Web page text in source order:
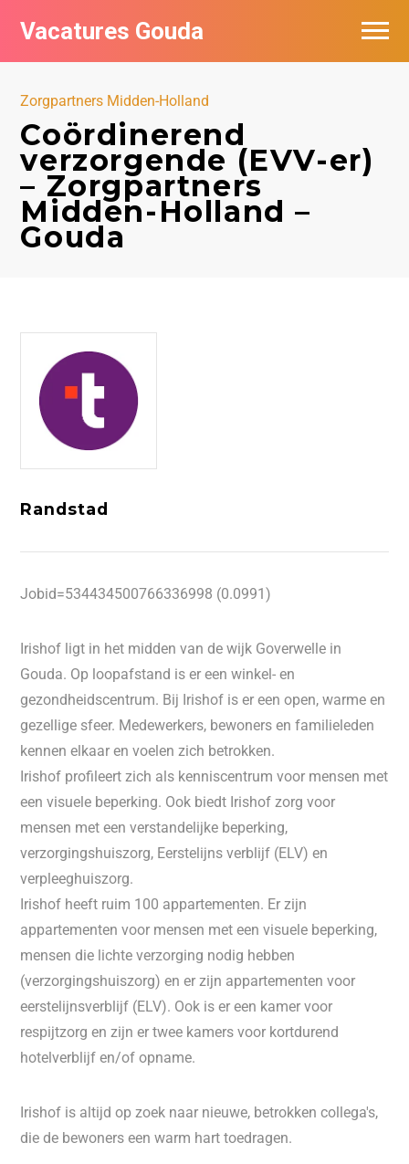
Vacatures Gouda
Zorgpartners Midden-Holland
Coördinerend
verzorgende (EVV-er)
– Zorgpartners
Midden-Holland –
Gouda
Randstad
Jobid=534434500766336998 (0.0991)
Irishof ligt in het midden van de wijk Goverwelle in
Gouda. Op loopafstand is er een winkel- en
gezondheidscentrum. Bij Irishof is er een open, warme en
gezellige sfeer. Medewerkers, bewoners en familieleden
kennen elkaar en voelen zich betrokken.
Irishof profileert zich als kenniscentrum voor mensen met
een visuele beperking. Ook biedt Irishof zorg voor
mensen met een verstandelijke beperking,
verzorgingshuiszorg, Eerstelijns verblijf (ELV) en
verpleeghuiszorg.
Irishof heeft ruim 100 appartementen. Er zijn
appartementen voor mensen met een visuele beperking,
mensen die lichte verzorging nodig hebben
(verzorgingshuiszorg) en er zijn appartementen voor
eerstelijnsverblijf (ELV). Ook is er een kamer voor
respijtzorg en zijn er twee kamers voor kortdurend
hotelverblijf en/of opname.
Irishof is altijd op zoek naar nieuwe, betrokken collega's,
die de bewoners een warm hart toedragen.
Vacatures per bedrijf in Gouda
De populairste vacatures in Gouda